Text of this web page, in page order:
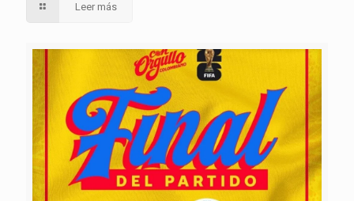
Leer más